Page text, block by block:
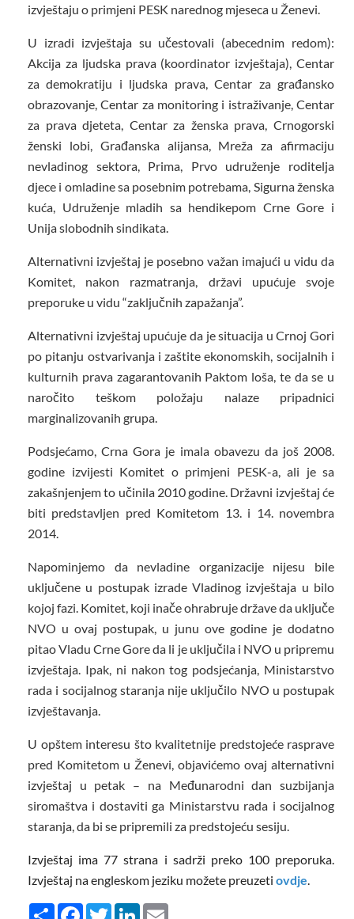
izvještaju o primjeni PESK narednog mjeseca u Ženevi.
U izradi izvještaja su učestovali (abecednim redom):
Akcija za ljudska prava (koordinator izvještaja), Centar
za demokratiju i ljudska prava, Centar za građansko
obrazovanje, Centar za monitoring i istraživanje, Centar
za prava djeteta, Centar za ženska prava, Crnogorski
ženski lobi, Građanska alijansa, Mreža za afirmaciju
nevladinog sektora, Prima, Prvo udruženje roditelja
djece i omladine sa posebnim potrebama, Sigurna ženska
kuća, Udruženje mladih sa hendikepom Crne Gore i
Unija slobodnih sindikata.
Alternativni izvještaj je posebno važan imajući u vidu da
Komitet, nakon razmatranja, državi upućuje svoje
preporuke u vidu “zaključnih zapažanja”.
Alternativni izvještaj upućuje da je situacija u Crnoj Gori
po pitanju ostvarivanja i zaštite ekonomskih, socijalnih i
kulturnih prava zagarantovanih Paktom loša, te da se u
naročito teškom položaju nalaze pripadnici
marginalizovanih grupa.
Podsjećamo, Crna Gora je imala obavezu da još 2008.
godine izvijesti Komitet o primjeni PESK-a, ali je sa
zakašnjenjem to učinila 2010 godine. Državni izvještaj će
biti predstavljen pred Komitetom 13. i 14. novembra
2014.
Napominjemo da nevladine organizacije nijesu bile
uključene u postupak izrade Vladinog izvještaja u bilo
kojoj fazi. Komitet, koji inače ohrabruje države da uključe
NVO u ovaj postupak, u junu ove godine je dodatno
pitao Vladu Crne Gore da li je uključila i NVO u pripremu
izvještaja. Ipak, ni nakon tog podsjećanja, Ministarstvo
rada i socijalnog staranja nije uključilo NVO u postupak
izvještavanja.
U opštem interesu što kvalitetnije predstojeće rasprave
pred Komitetom u Ženevi, objavićemo ovaj alternativni
izvještaj u petak – na Međunarodni dan suzbijanja
siromaštva i dostaviti ga Ministarstvu rada i socijalnog
staranja, da bi se pripremili za predstojeću sesiju.
Izvještaj ima 77 strana i sadrži preko 100 preporuka.
Izvještaj na engleskom jeziku možete preuzeti ovdje.
Share FacebookTwitterLinkedIn